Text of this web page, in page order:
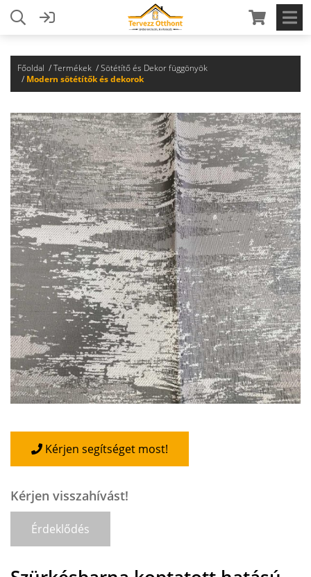
Főoldal Termékek
Sötétítő és Dekor függönyök
Modern sötétítők és dekorok
Kérjen segítséget most!
Kérjen visszahívást!
Érdeklődés